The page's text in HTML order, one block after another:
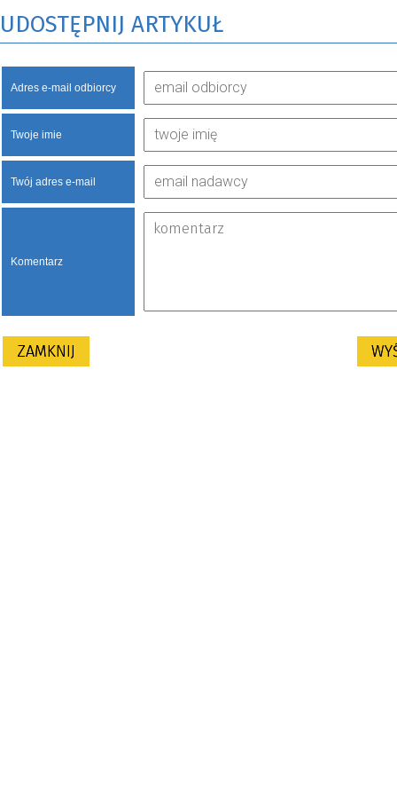
UDOSTĘPNIJ ARTYKUŁ
Adres e-mail odbiorcy
Twoje imie
Twój adres e-mail
Komentarz